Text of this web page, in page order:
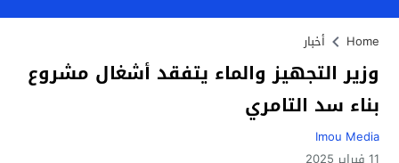
Home أخبار
وزير التجهيز والماء يتفقد أشغال مشروع
بناء سد التامري
Imou Media